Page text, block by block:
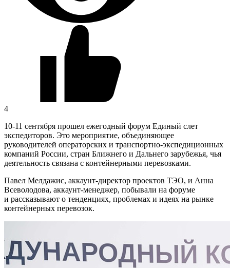
4
10-11 сентября прошел ежегодный форум Единый слет
экспедиторов. Это мероприятие, объединяющее
руководителей операторских и транспортно-экспедиционных
компаний России, стран Ближнего и Дальнего зарубежья, чья
деятельность связана с контейнерными перевозками.
Павел Мелдажис, аккаунт-директор проектов ТЭО, и Анна
Всеволодова, аккаунт-менеджер, побывали на форуме
и рассказывают о тенденциях, проблемах и идеях на рынке
контейнерных перевозок.